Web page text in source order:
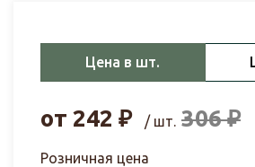
Цена в шт.
от 242 ₽ / шт. 306₽
Розничная цена